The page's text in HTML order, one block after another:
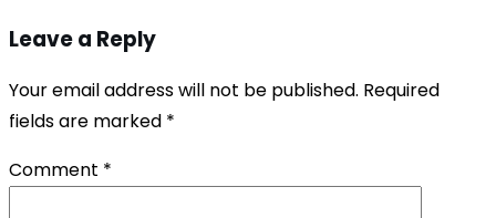
Leave a Reply
Your email address will not be published. Required
fields are marked *
Comment *